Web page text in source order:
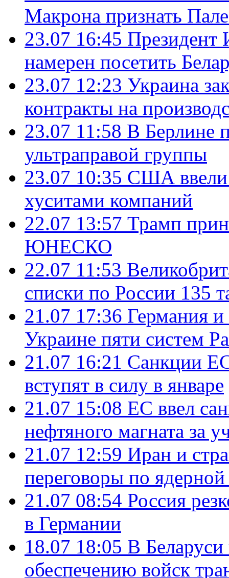
Макрона признать
23.07 16:45 Президент
намерен посетить
23.07 12:23 Украина
контракты на
23.07 11:58 В Берлине
ультраправой группы
23.07 10:35 США ввели
хуситами компаний
22.07 13:57 Трамп
ЮНЕСКО
22.07 11:53
списки по России 135
21.07 17:36 Германия
Украине пяти систем
21.07 16:21 Санкции
вступят в силу в январе
21.07 15:08 ЕС ввел
нефтяного магната за
21.07 12:59 Иран и
переговоры по
21.07 08:54 Россия
в Германии
18.07 18:05 В
обеспечению войск